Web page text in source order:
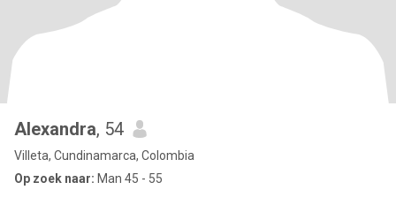
Alexandra, 54
Villeta, Cundinamarca, Colombia
Op zoek naar: Man 45 - 55